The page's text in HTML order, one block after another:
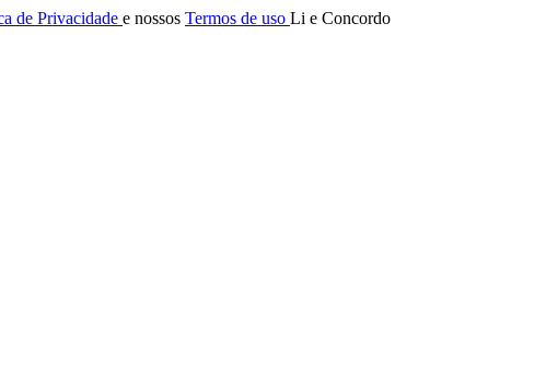
de Privacidade e nossos Termos de uso Li e Concordo